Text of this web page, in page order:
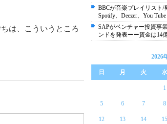
は、こういうところ
BBCが音楽プレイリスト/
Spotify、Deezer、You
SAPがベンチャー投資事
ンドを発表ーー資金は14
2026
日 月 火 水
1
5 6 7 8
12 13 14 15